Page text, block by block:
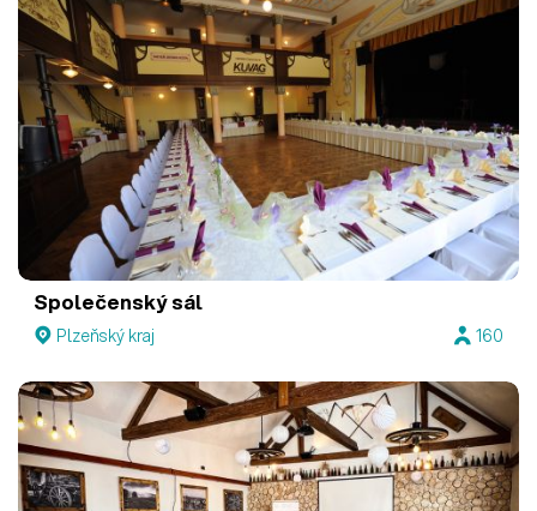
Společenský sál
Plzeňský kraj 160